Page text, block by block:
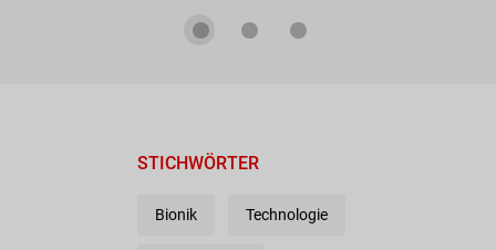
STICHWÖRTER
Bionik Technologie